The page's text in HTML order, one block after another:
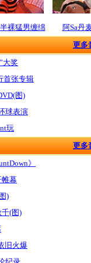
裸猛男缠绵
阿Sa丹
更多
大奖
首张专辑
图)
球表演
玩
更多
》
帷幕
)
(图)
旧火爆